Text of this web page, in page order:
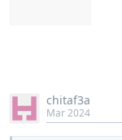
chitaf3a
Mar 2024